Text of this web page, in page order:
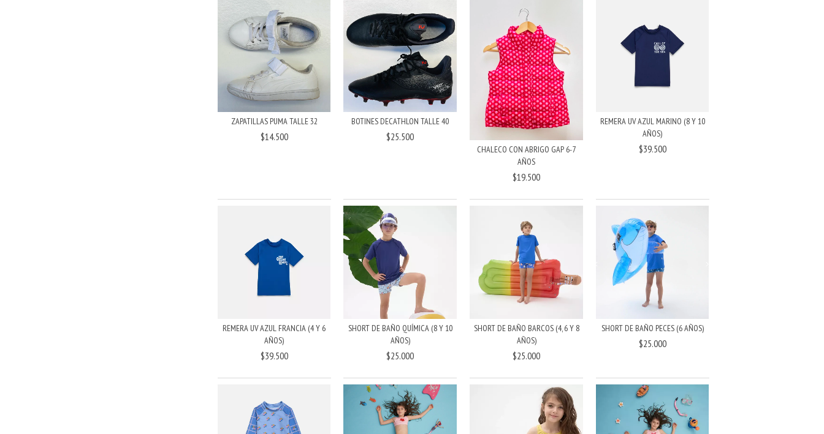
ZAPATILLAS PUMA TALLE 32
$14.500
BOTINES DECATHLON TALLE 40
$25.500
CHALECO CON ABRIGO GAP 6-7
AÑOS
$19.500
REMERA UV AZUL MARINO (8 Y 10
AÑOS)
$39.500
REMERA UV AZUL FRANCIA (4 Y 6
AÑOS)
$39.500
SHORT DE BAÑO QUÍMICA (8 Y 10
AÑOS)
$25.000
SHORT DE BAÑO BARCOS (4, 6 Y 8
AÑOS)
$25.000
SHORT DE BAÑO PECES (6 AÑOS)
$25.000